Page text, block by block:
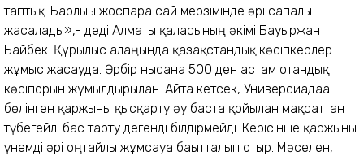
таптық. Барлығы жоспарға сай мерзімінде әрі сапалы
жасалады»,- деді Алматы қаласының әкімі Бауыржан
Байбек. Құрылыс алаңында қазақстандық кәсіпкерлер
жұмыс жасауда. Әрбір нысанға 500 ден астам отандық
кәсіпорын жұмылдырылған. Айта кетсек, Универсиадаға
бөлінген қаржыны қысқарту әу баста қойылған мақсаттан
түбегейлі бас тарту дегенді білдірмейді. Керісінше қаржыны
үнемді әрі оңтайлы жұмсауға бағытталып отыр. Мәселен,